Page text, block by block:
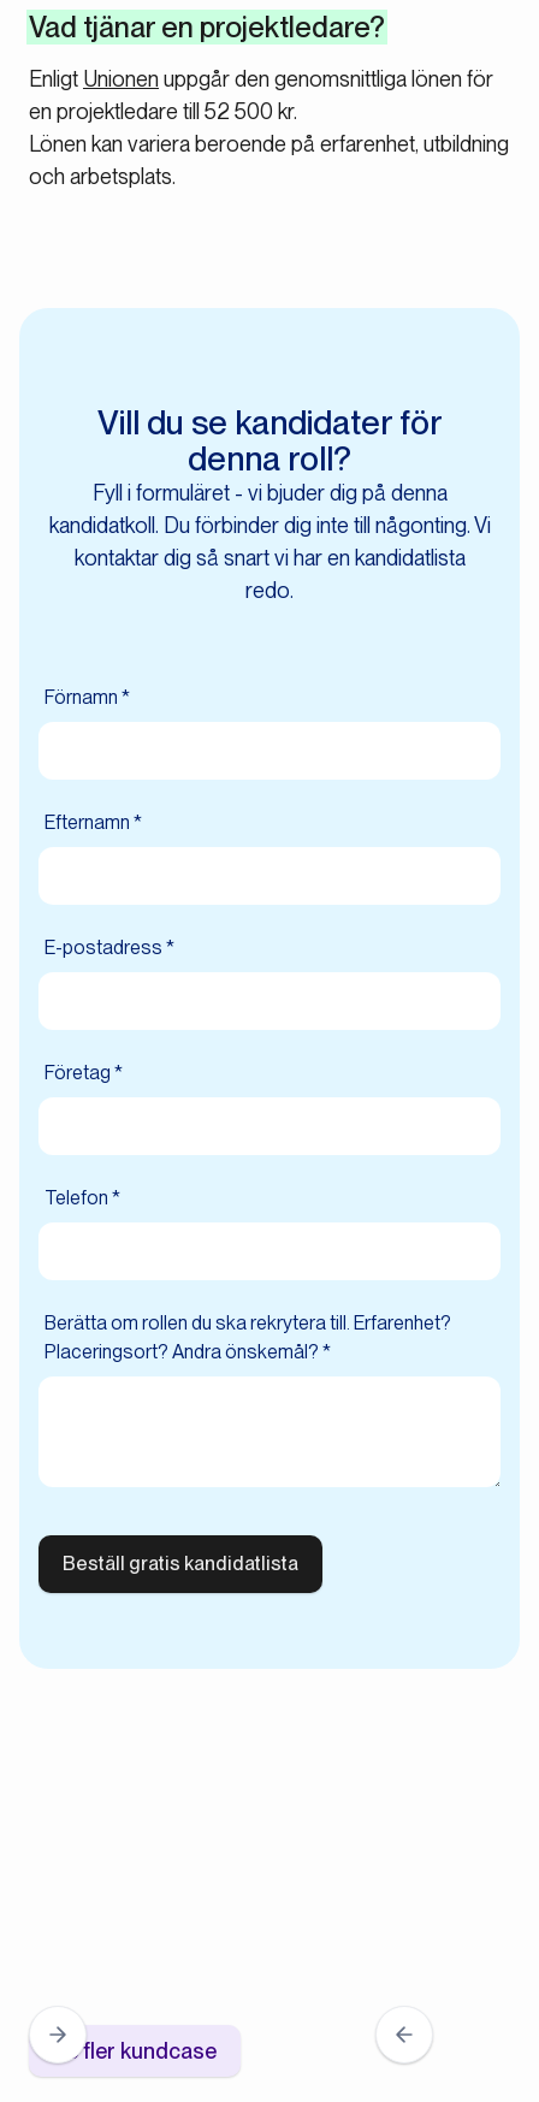
Vad tjänar en projektledare?
Enligt Unionen uppgår den genomsnittliga lönen för
en projektledare till 52 500 kr.
Lönen kan variera beroende på erfarenhet, utbildning
och arbetsplats.
Vill du se kandidater för
denna roll?
Fyll i formuläret - vi bjuder dig på denna
kandidatkoll. Du förbinder dig inte till någonting. Vi
kontaktar dig så snart vi har en kandidatlista
redo.
Förnamn *
Efternamn *
E-postadress *
Företag *
Telefon *
Berätta om rollen du ska rekrytera till. Erfarenhet?
Placeringsort? Andra önskemål? *
Se fler kundcase